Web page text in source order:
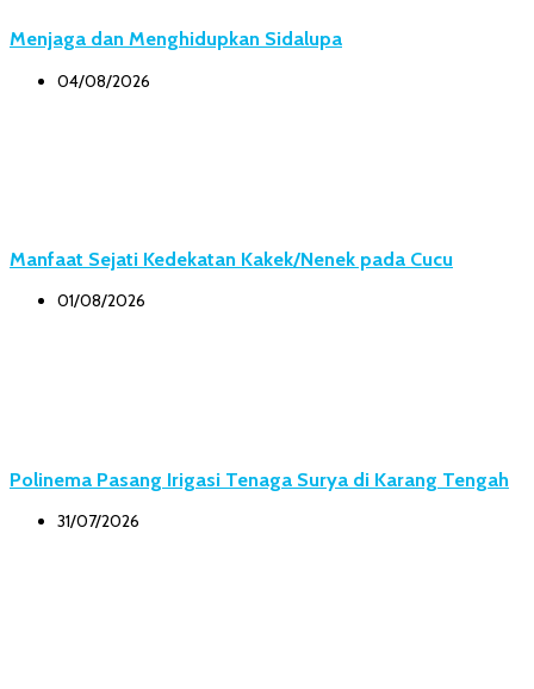
Menjaga dan Menghidupkan Sidalupa
04/08/2026
Manfaat Sejati Kedekatan Kakek/Nenek pada Cucu
01/08/2026
Polinema Pasang Irigasi Tenaga Surya di Karang Tengah
31/07/2026